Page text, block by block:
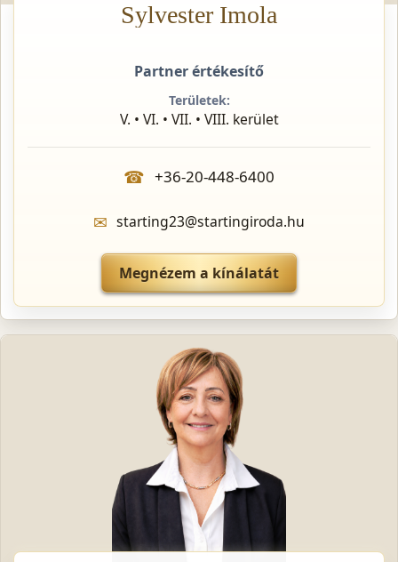
Sylvester Imola
Partner értékesítő
Területek:
V. • VI. • VII. • VIII. kerület
☎ +36-20-448-6400
✉ starting23@startingiroda.hu
Megnézem a kínálatát